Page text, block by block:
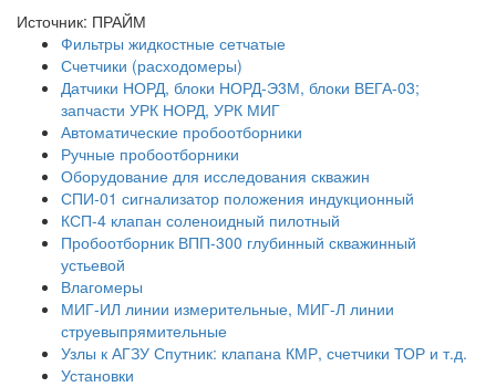
Источник: ПРАЙМ
Фильтры жидкостные сетчатые
Счетчики (расходомеры)
Датчики НОРД, блоки НОРД-Э3М, блоки ВЕГА-03;
запчасти УРК НОРД, УРК МИГ
Автоматические пробоотборники
Ручные пробоотборники
Оборудование для исследования скважин
СПИ-01 сигнализатор положения индукционный
КСП-4 клапан соленоидный пилотный
Пробоотборник ВПП-300 глубинный скважинный
устьевой
Влагомеры
МИГ-ИЛ линии измерительные, МИГ-Л линии
струевыпрямительные
Узлы к АГЗУ Спутник: клапана КМР, счетчики ТОР и т.д.
Установки